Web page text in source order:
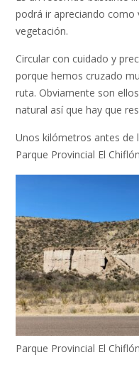
podrá ir apreciando como
vegetación.
Circular con cuidado y
porque hemos cruzado
ruta. Obviamente son
natural así que hay que
Unos kilómetros antes de
Parque Provincial El
Parque Provincial El